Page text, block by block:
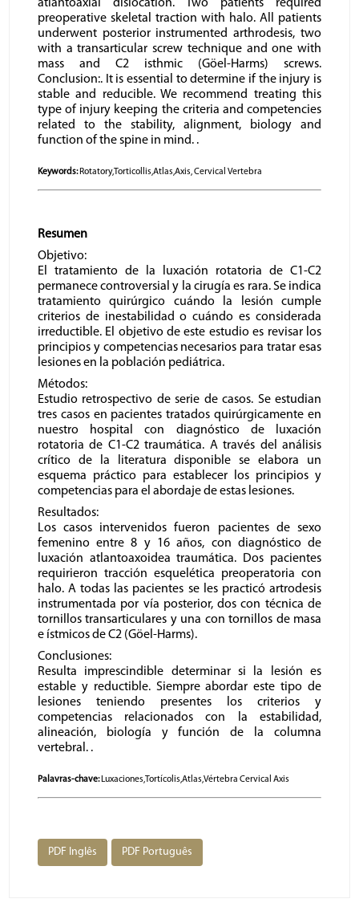
atlantoaxial dislocation. Two patients required
preoperative skeletal traction with halo. All patients
underwent posterior instrumented arthrodesis, two
with a transarticular screw technique and one with
mass and C2 isthmic (Göel-Harms) screws.
Conclusion:. It is essential to determine if the injury is
stable and reducible. We recommend treating this
type of injury keeping the criteria and competencies
related to the stability, alignment, biology and
function of the spine in mind. .
Keywords:Rotatory,Torticollis,Atlas,Axis, Cervical Vertebra
Resumen
Objetivo:
El tratamiento de la luxación rotatoria de C1-C2
permanece controversial y la cirugía es rara. Se indica
tratamiento quirúrgico cuándo la lesión cumple
criterios de inestabilidad o cuándo es considerada
irreductible. El objetivo de este estudio es revisar los
principios y competencias necesarios para tratar esas
lesiones en la población pediátrica.
Métodos:
Estudio retrospectivo de serie de casos. Se estudian
tres casos en pacientes tratados quirúrgicamente en
nuestro hospital con diagnóstico de luxación
rotatoria de C1-C2 traumática. A través del análisis
crítico de la literatura disponible se elabora un
esquema práctico para establecer los principios y
competencias para el abordaje de estas lesiones.
Resultados:
Los casos intervenidos fueron pacientes de sexo
femenino entre 8 y 16 años, con diagnóstico de
luxación atlantoaxoidea traumática. Dos pacientes
requirieron tracción esquelética preoperatoria con
halo. A todas las pacientes se les practicó artrodesis
instrumentada por vía posterior, dos con técnica de
tornillos transarticulares y una con tornillos de masa
e ístmicos de C2 (Göel-Harms).
Conclusiones:
Resulta imprescindible determinar si la lesión es
estable y reductible. Siempre abordar este tipo de
lesiones teniendo presentes los criterios y
competencias relacionados con la estabilidad,
alineación, biología y función de la columna
vertebral. .
Palavras-chave:Luxaciones,Tortícolis,Atlas,Vértebra Cervical Axis
PDF Inglês PDF Português